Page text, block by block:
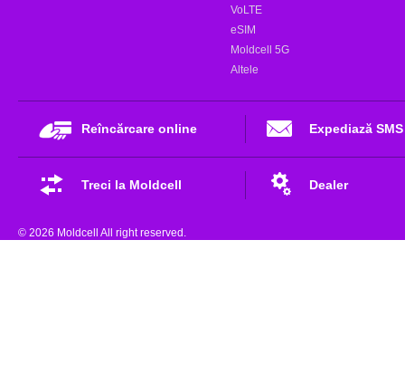
VoLTE
eSIM
Moldcell 5G
Altele
Reîncărcare online Expediază SMS
Treci la Moldcell Dealer
© 2026 Moldcell All right reserved.